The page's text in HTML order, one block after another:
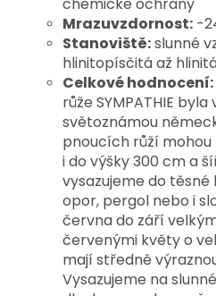
chemické ochrany
Mrazuvzdornost: -
Stanoviště:slunné
hlinitopísčitá až
Celkové hodnocení:
růže SYMPATHIE
světoznámou
pnoucích růží
i do výšky 300 cm a
vysazujeme do
opor, pergol nebo i
června do září
červenými květy o
mají středně
Vysazujeme na